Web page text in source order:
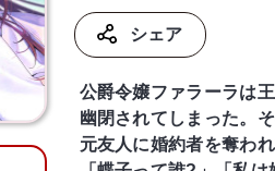
シェア
公爵令嬢ファラーラは
幽閉されてしまった。
元友人に婚約者を奪わ